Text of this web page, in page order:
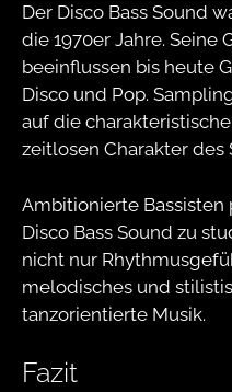
Der Disco Bass Sound
die 1970er Jahre. Seine
beeinflussen bis heute
Disco und Pop.
auf die
zeitlosen Charakter
Ambitionierte
Disco Bass Sound zu
nicht nur
melodisches und
tanzorientierte Musik.
Fazit